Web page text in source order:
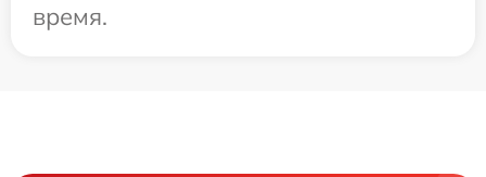
время.